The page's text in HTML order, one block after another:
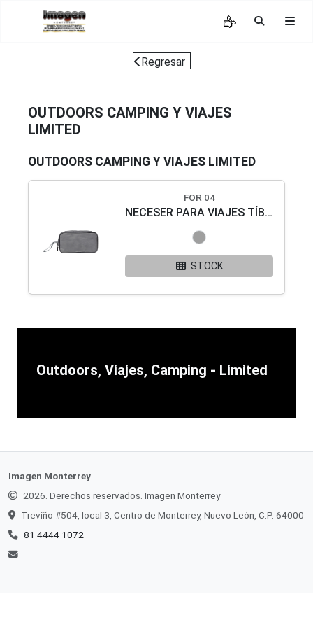
Regresar
OUTDOORS CAMPING Y VIAJES
LIMITED
OUTDOORS CAMPING Y VIAJES LIMITED
FOR 04
NECESER PARA VIAJES TÍBER
STOCK
Outdoors, Viajes, Camping - Limited
Imagen Monterrey
2026. Derechos reservados. Imagen Monterrey
Treviño #504, local 3, Centro de Monterrey, Nuevo León, C.P. 64000
81 4444 1072